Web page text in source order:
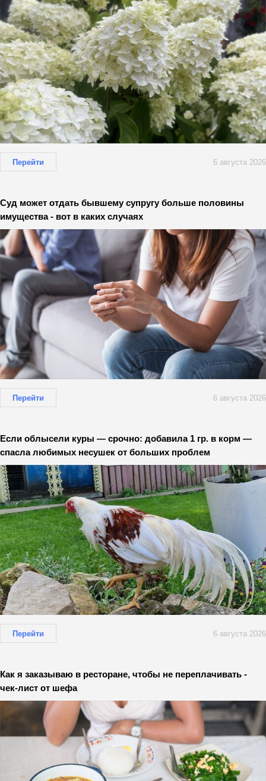
Перейти 6 августа 2026
Суд может отдать бывшему супругу больше половины
имущества - вот в каких случаях
Перейти 6 августа 2026
Если облысели куры — срочно: добавила 1 гр. в корм —
спасла любимых несушек от больших проблем
Перейти 6 августа 2026
Как я заказываю в ресторане, чтобы не переплачивать -
чек-лист от шефа